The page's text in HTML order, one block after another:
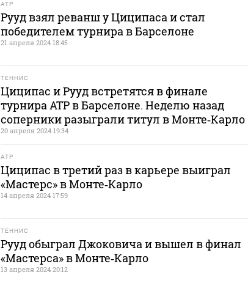
ATP
Рууд взял реванш у Циципаса и стал
победителем турнира в Барселоне
21 апреля 2024 18:45
ТЕННИС
Циципас и Рууд встретятся в финале
турнира ATP в Барселоне. Неделю назад
соперники разыграли титул в Монте‑Карло
20 апреля 2024 19:34
ATP
Циципас в третий раз в карьере выиграл
«Мастерс» в Монте‑Карло
14 апреля 2024 17:59
ТЕННИС
Рууд обыграл Джоковича и вышел в финал
«Мастерса» в Монте‑Карло
13 апреля 2024 20:12